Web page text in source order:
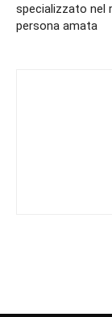
specializzato nel
persona amata